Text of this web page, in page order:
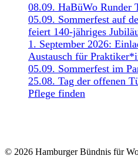
08.09. HaBüWo Runder
05.09. Sommerfest auf
feiert 140-jähriges
1. September 2026:
Austausch für
05.09. Sommerfest im
25.08. Tag der offenen
Pflege finden
© 2026 Hamburger Bündnis für